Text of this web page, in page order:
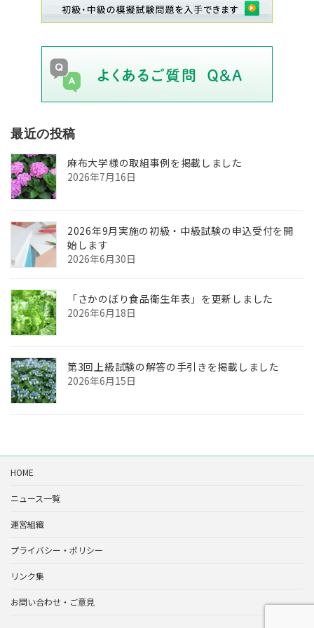
最近の投稿
麻布大学様の取組事例を掲載しました
2026年7月16日
2026年9月実施の初級・中級試験の申込受付を開
始します
2026年6月30日
「さかのぼり食品衛生年表」を更新しました
2026年6月18日
第3回上級試験の解答の手引きを掲載しました
2026年6月15日
HOME
ニュース一覧
運営組織
プライバシー・ポリシー
リンク集
お問い合わせ・ご意見